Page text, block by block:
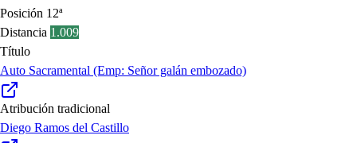
Posición 12ª
Distancia 1.009
Título
Auto Sacramental (Emp: Señor galán embozado)
Atribución tradicional
Diego Ramos del Castillo